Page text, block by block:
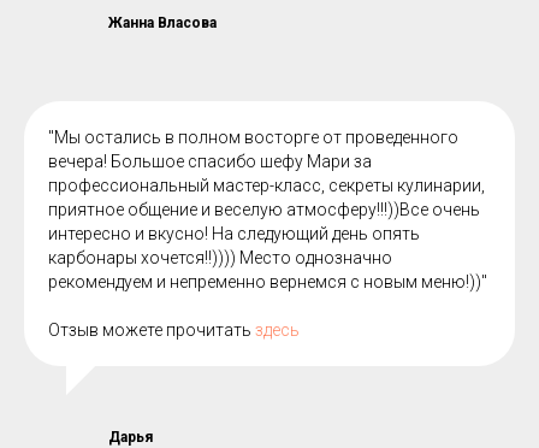
Жанна Власова
"Мы остались в полном восторге от проведенного
вечера! Большое спасибо шефу Мари за
профессиональный мастер-класс, секреты кулинарии,
приятное общение и веселую атмосферу!!!))Все очень
интересно и вкусно! На следующий день опять
карбонары хочется!!)))) Место однозначно
рекомендуем и непременно вернемся с новым меню!))"
Отзыв можете прочитать здесь
Дарья